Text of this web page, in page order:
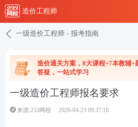
造价工程师
一级造价工程师 - 报考指南
造价通关方案，8大课程+7本教辅+
答疑，一站式学习
一级造价工程师报名要求
来源:233网校 2026-04-23 09:37:18